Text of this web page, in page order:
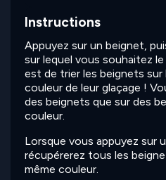
Instructions
Appuyez sur un beignet,
sur lequel vous souhaitez
est de trier les beignets sur
couleur de leur glaçage !
des beignets que sur des
couleur.
Lorsque vous appuyez sur
récupérerez tous les
même couleur.